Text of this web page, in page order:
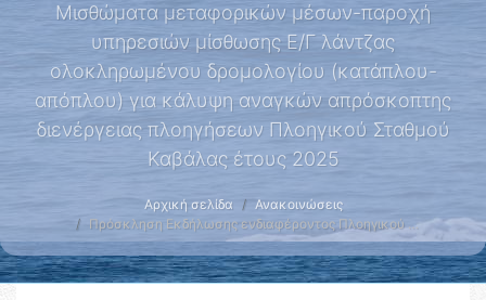
Μισθώματα μεταφορικών μέσων-παροχή
υπηρεσιών μίσθωσης Ε/Γ λάντζας
ολοκληρωμένου δρομολογίου (κατάπλου-
απόπλου) για κάλυψη αναγκών απρόσκοπτης
διενέργειας πλοηγήσεων Πλοηγικού Σταθμού
Καβάλας έτους 2025
Αρχική σελίδα
Ανακοινώσεις
Πρόσκληση Εκδήλωσης ενδιαφέροντος Πλοηγικού …